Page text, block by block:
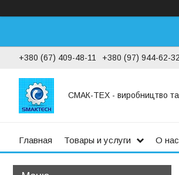
+380 (67) 409-48-11 +380 (97) 944-62-32
СМАК-ТЕХ - виробництво та
Главная Товары и услуги О нас